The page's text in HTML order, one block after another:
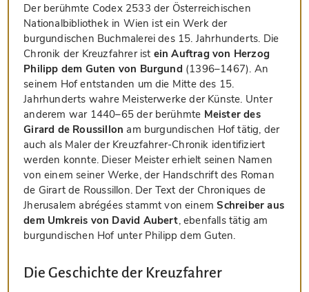
Der berühmte Codex 2533 der Österreichischen
Nationalbibliothek in Wien ist ein Werk der
burgundischen Buchmalerei des 15. Jahrhunderts. Die
Chronik der Kreuzfahrer ist ein Auftrag von Herzog
Philipp dem Guten von Burgund (1396–1467). An
seinem Hof entstanden um die Mitte des 15.
Jahrhunderts wahre Meisterwerke der Künste. Unter
anderem war 1440–65 der berühmte Meister des
Girard de Roussillon am burgundischen Hof tätig, der
auch als Maler der Kreuzfahrer-Chronik identifiziert
werden konnte. Dieser Meister erhielt seinen Namen
von einem seiner Werke, der Handschrift des Roman
de Girart de Roussillon. Der Text der Chroniques de
Jherusalem abrégées stammt von einemSchreiber aus
dem Umkreis von David Aubert, ebenfalls tätig am
burgundischen Hof unter Philipp dem Guten.
Die Geschichte der Kreuzfahrer